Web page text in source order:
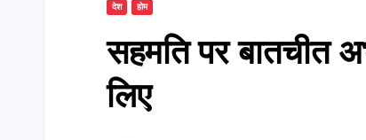
देश होम
सहमति पर बातचीत
लिए